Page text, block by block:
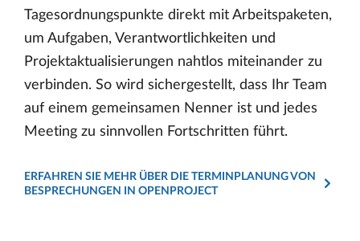
Tagesordnungspunkte direkt mit Arbeitspaketen,
um Aufgaben, Verantwortlichkeiten und
Projektaktualisierungen nahtlos miteinander zu
verbinden. So wird sichergestellt, dass Ihr Team
auf einem gemeinsamen Nenner ist und jedes
Meeting zu sinnvollen Fortschritten führt.
ERFAHREN SIE MEHR ÜBER DIE TERMINPLANUNG VON
BESPRECHUNGEN IN OPENPROJECT